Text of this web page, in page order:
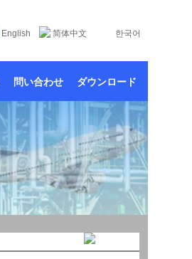
English 简体中文 한국어
問い合わせ ダウンロード